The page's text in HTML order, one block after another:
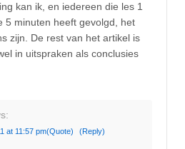
kan ik, en iedereen die les 1
5 minuten heeft gevolgd, het
zijn. De rest van het artikel is
in uitspraken als conclusies
at 11:57 pm(Quote) (Reply)